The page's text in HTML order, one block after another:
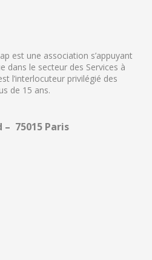
est une association s’appuyant
dans le secteur des Services à
l’interlocuteur privilégié des
de 15 ans.
– 75015 Paris